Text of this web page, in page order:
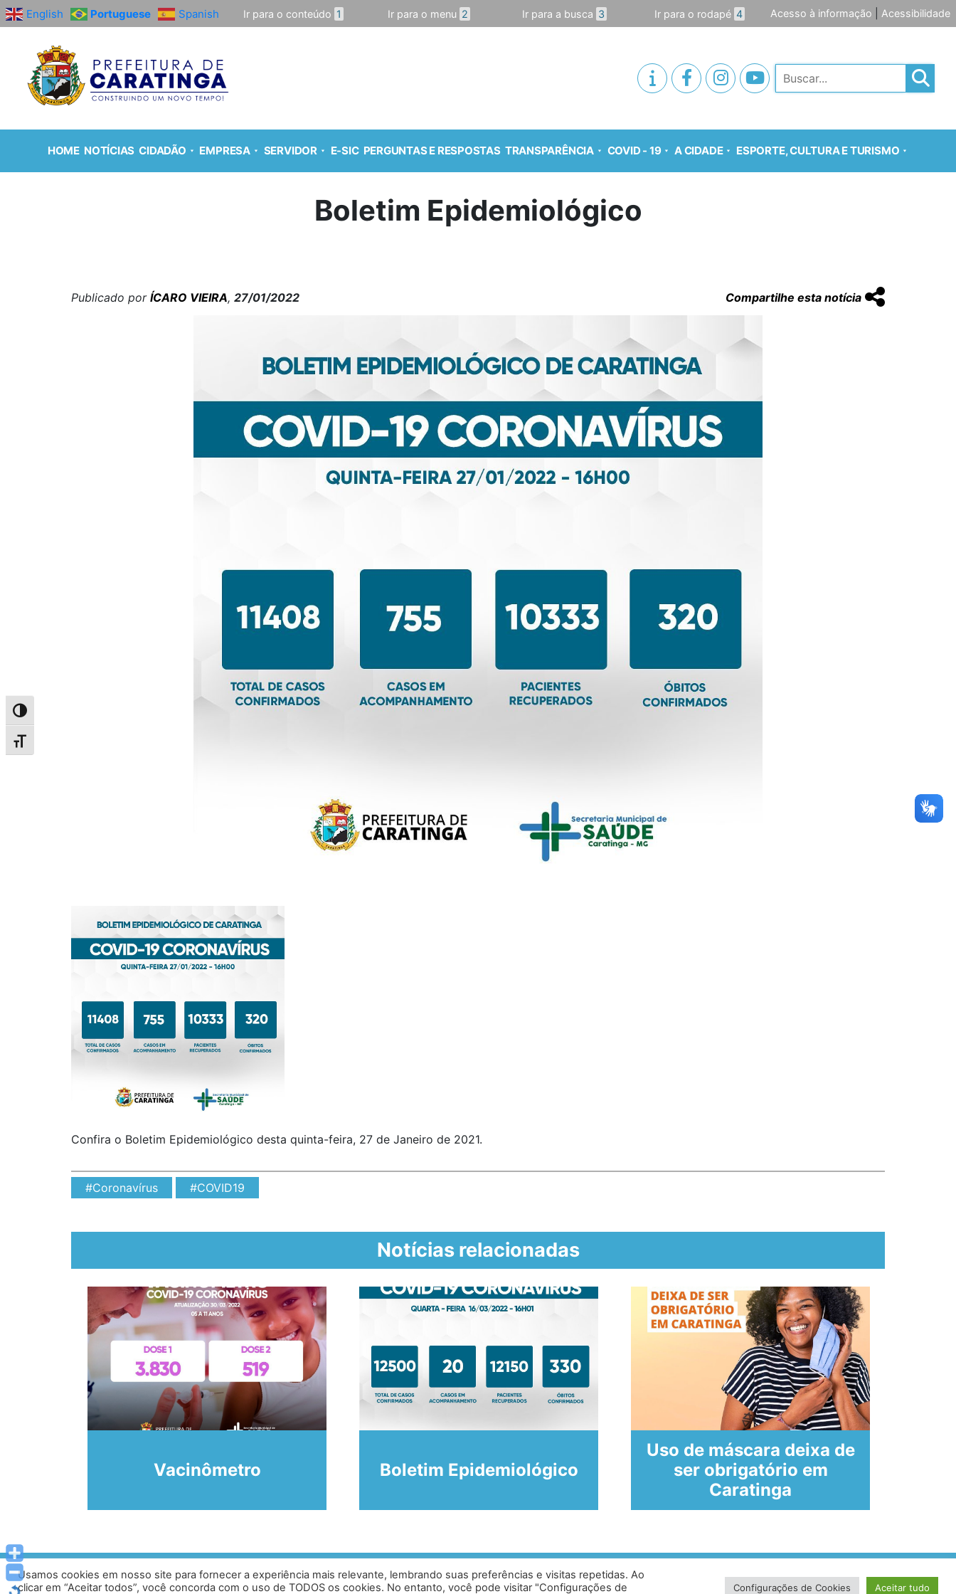
Alternar alto contraste
Alternar tamanho da fonte
English Portuguese Spanish Ir para o conteúdo 1 Ir para o menu 2 Ir para a busca 3 Ir para o rodapé 4 Acesso à informação Acessibilidade
Pesquisar
HOME NOTÍCIAS CIDADÃO EMPRESA SERVIDOR E-SIC PERGUNTAS E RESPOSTAS TRANSPARÊNCIA COVID - 19 A CIDADE ESPORTE, CULTURA E TURISMO
Boletim Epidemiológico
Publicado por ÍCARO VIEIRA, 27/01/2022 Compartilhe esta notícia
Confira o Boletim Epidemiológico desta quinta-feira, 27 de Janeiro de 2021.
#Coronavírus #COVID19
Notícias relacionadas
Vacinômetro
Boletim Epidemiológico
Uso de máscara deixa de
ser obrigatório em
Caratinga
Av. Prof. Armando Alves da Silva, nº 1950 - Zacarias, Caratinga - MG - 35302-403 /
Desenvolvido por VersaTec
Usamos cookies em nosso site para fornecer a experiência mais relevante, lembrando suas preferências e visitas repetidas. Ao
clicar em “Aceitar todos”, você concorda com o uso de TODOS os cookies. No entanto, você pode visitar "Configurações de
Configurações de Cookies Aceitar tudo